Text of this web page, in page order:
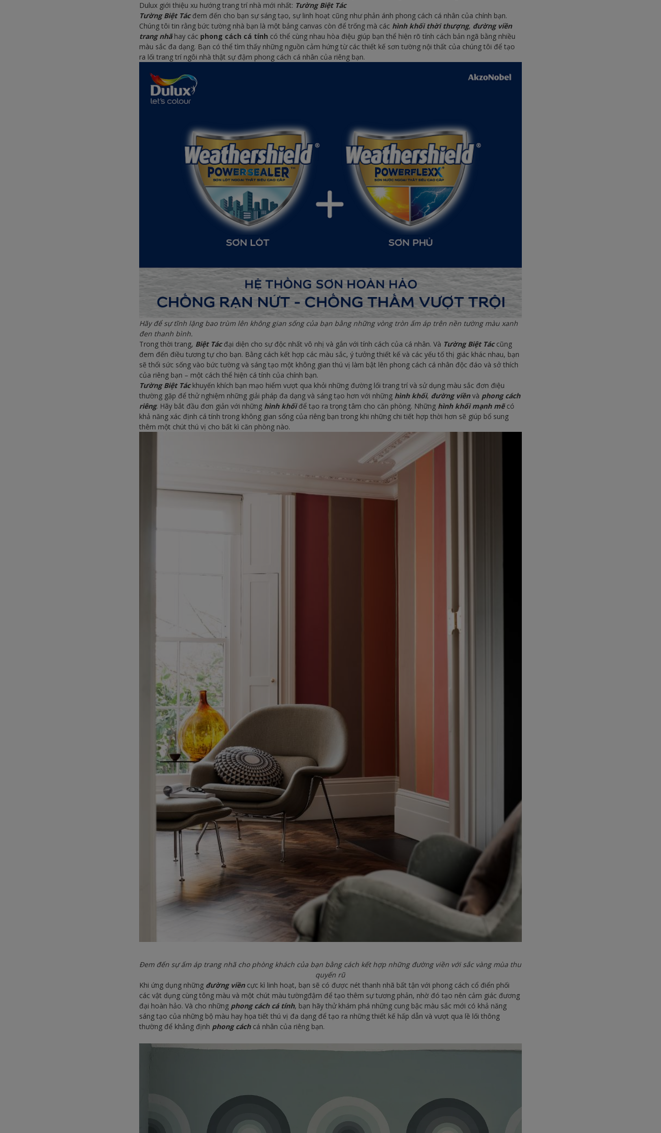
Dulux giới thiệu xu hướng trang trí nhà mới nhất: Tường Biệt Tác
Tường Biệt Tác đem đến cho bạn sự sáng tạo, sự linh hoạt cũng như phản ánh phong cách cá nhân của chính bạn.
Chúng tôi tin rằng bức tường nhà bạn là một bảng canvas còn để trống mà các hình khối thời thượng, đường viền
trang nhãhay các phong cách cá tính có thể cùng nhau hòa điệu giúp bạn thể hiện rõ tính cách bản ngã bằng nhiều
màu sắc đa dạng. Bạn có thể tìm thấy những nguồn cảm hứng từ các thiết kế sơn tường nội thất của chúng tôi để tạo
ra lối trang trí ngôi nhà thật sự đậm phong cách cá nhân của riêng bạn.
Hãy để sự tĩnh lặng bao trùm lên không gian sống của bạn bằng những vòng tròn ấm áp trên nền tường màu xanh
đen thanh bình.
Trong thời trang, Biệt Tác đại diện cho sự độc nhất vô nhị và gắn với tính cách của cá nhân. Và Tường Biệt Táccũng
đem đến điều tương tự cho bạn. Bằng cách kết hợp các màu sắc, ý tưởng thiết kế và các yếu tố thị giác khác nhau, bạn
sẽ thổi sức sống vào bức tường và sáng tạo một không gian thú vị làm bật lên phong cách cá nhân độc đáo và sở thích
của riêng bạn – một cách thể hiện cá tính của chính bạn.
Tường Biệt Tác khuyến khích bạn mạo hiểm vượt qua khỏi những đường lối trang trí và sử dụng màu sắc đơn điệu
thường gặp để thử nghiệm những giải pháp đa dạng và sáng tạo hơn với những hình khối, đường viềnvà phong cách
riêng. Hãy bắt đầu đơn giản với những hình khốiđể tạo ra trọng tâm cho căn phòng. Những hình khối mạnh mẽcó
khả năng xác định cá tính trong không gian sống của riêng bạn trong khi những chi tiết hợp thời hơn sẽ giúp bổ sung
thêm một chút thú vị cho bất kì căn phòng nào.
Đem đến sự ấm áp trang nhã cho phòng khách của bạn bằng cách kết hợp những đường viền với sắc vàng mùa thu
quyến rũ
Khi ứng dụng những đường viềncực kì linh hoạt, bạn sẽ có được nét thanh nhã bất tận với phong cách cổ điển phối
các vật dụng cùng tông màu và một chút màu tườngđậm để tạo thêm sự tương phản, nhờ đó tạo nên cảm giác đương
đại hoàn hảo. Và cho những phong cách cá tính, bạn hãy thử khám phá những cung bậc màu sắc mới có khả năng
sáng tạo của những bộ màu hay họa tiết thú vị đa dạng để tạo ra những thiết kế hấp dẫn và vượt qua lề lối thông
thường để khẳng định phong cáchcá nhân của riêng bạn.